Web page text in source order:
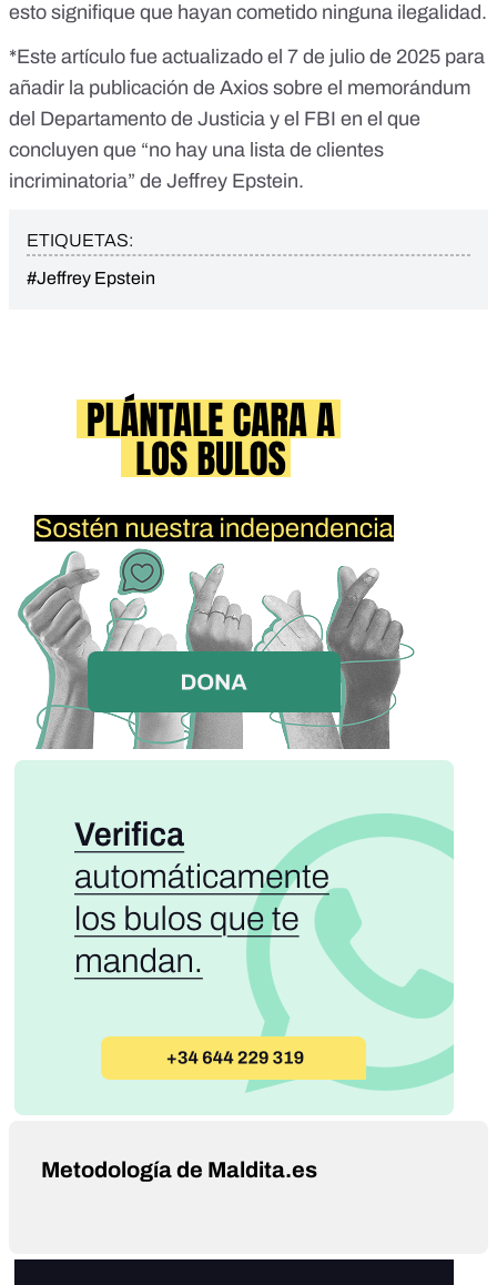
esto signifique que hayan cometido ninguna ilegalidad.
*Este artículo fue actualizado el 7 de julio de 2025 para
añadir la publicación de Axios sobre el memorándum
del Departamento de Justicia y el FBI en el que
concluyen que “no hay una lista de clientes
incriminatoria” de Jeffrey Epstein.
ETIQUETAS:
#Jeffrey Epstein
Metodología de Maldita.es